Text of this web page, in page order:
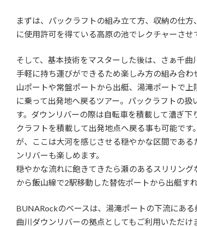
まずは、パックラフトの組み立て方、収納の仕
に使用許可を得ている高原の池でレクチャーさせ
そして、基本技術をマスターした後は、さぁ千曲
手軽に持ち運びができるため楽しみ方の組み合
山ポートや常盤ポートから出艇、湯滝ポートで
に乗って出発地へ戻るツアー。パックラフトの
す。ダウンリバーの際は自転車を積載して漕ぎ
クラフトを積載して出発地点へ戻る事も可能で
が、ここは大河を感じさせる穏やかな区間であ
ンリバーも楽しめます。
穏やかな流れに飽きてきたら瀬のあるスリリン
から飯山線で2駅移動した替佐ポートから出艇す
BUNARockのベースは、湯滝ポートの下流にあ
曲川ダウンリバーの拠点としてもご利用いただけ